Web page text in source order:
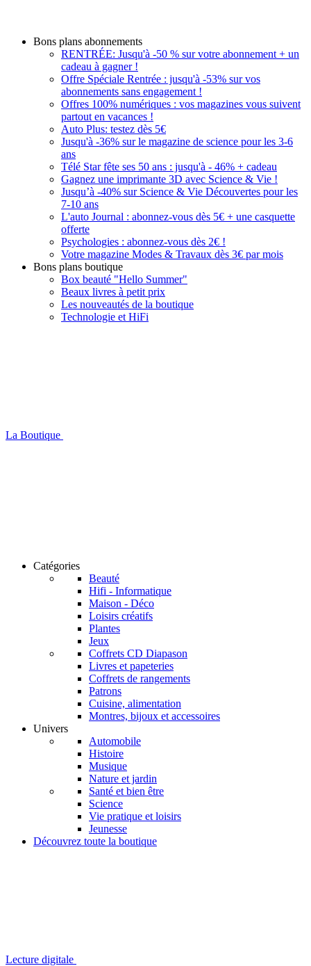
Bons plans abonnements
RENTRÉE: Jusqu'à -50 % sur votre abonnement + un
cadeau à gagner !
Offre Spéciale Rentrée : jusqu'à -53% sur vos
abonnements sans engagement !
Offres 100% numériques : vos magazines vous suivent
partout en vacances !
Auto Plus: testez dès 5€
Jusqu'à -36% sur le magazine de science pour les 3-6
ans
Télé Star fête ses 50 ans : jusqu'à - 46% + cadeau
Gagnez une imprimante 3D avec Science & Vie !
Jusqu’à -40% sur Science & Vie Découvertes pour les
7-10 ans
L'auto Journal : abonnez-vous dès 5€ + une casquette
offerte
Psychologies : abonnez-vous dès 2€ !
Votre magazine Modes & Travaux dès 3€ par mois
Bons plans boutique
Box beauté "Hello Summer"
Beaux livres à petit prix
Les nouveautés de la boutique
Technologie et HiFi
La Boutique
Catégories
Beauté
Hifi - Informatique
Maison - Déco
Loisirs créatifs
Plantes
Jeux
Coffrets CD Diapason
Livres et papeteries
Coffrets de rangements
Patrons
Cuisine, alimentation
Montres, bijoux et accessoires
Univers
Automobile
Histoire
Musique
Nature et jardin
Santé et bien être
Science
Vie pratique et loisirs
Jeunesse
Découvrez toute la boutique
Lecture digitale